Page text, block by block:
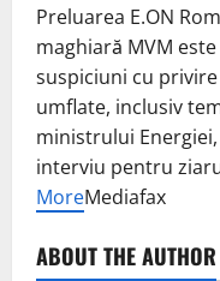
Preluarea E.ON
maghiară MVM
suspiciuni cu
umflate, inclusiv
ministrului
interviu pentru
MoreMediafax
ABOUT THE AUTHOR